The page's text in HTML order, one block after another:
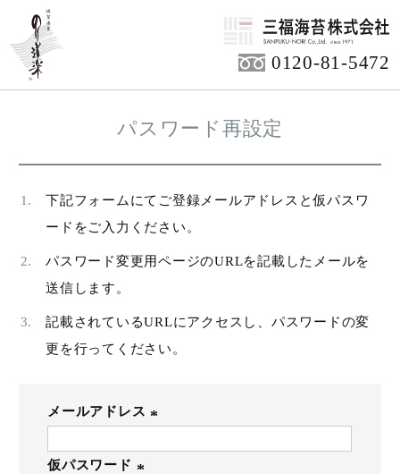
0120-81-5472
HOME
パスワード再設定
下記フォームにてご登録メールアドレスと仮パスワ
ードをご入力ください。
パスワード変更用ページのURLを記載したメールを
送信します。
記載されているURLにアクセスし、パスワードの変
更を行ってください。
メールアドレス
仮パスワード